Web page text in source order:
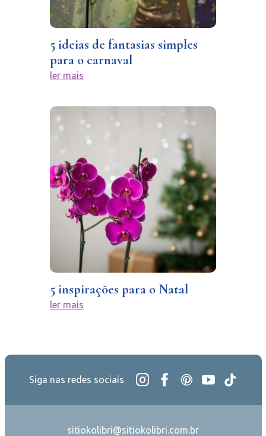
5 ideias de fantasias simples
para o carnaval
ler mais
5 inspirações para o Natal
ler mais
Siga nas redes sociais
sitiokolibri@sitiokolibri.com.br